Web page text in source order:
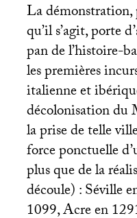
La démonstration,
qu’il s’agit, porte
pan de l’histoire-
les premières
italienne et
décolonisation du
la prise de telle
force ponctuelle
plus que de la
découle) : Séville
1099, Acre en